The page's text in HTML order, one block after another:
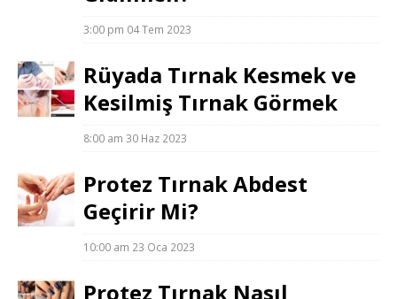
3:00 pm 04 Tem 2023
Rüyada Tırnak Kesmek ve
Kesilmiş Tırnak Görmek
8:00 am 30 Haz 2023
Protez Tırnak Abdest
Geçirir Mi?
10:00 am 23 Oca 2023
Protez Tırnak Nasıl